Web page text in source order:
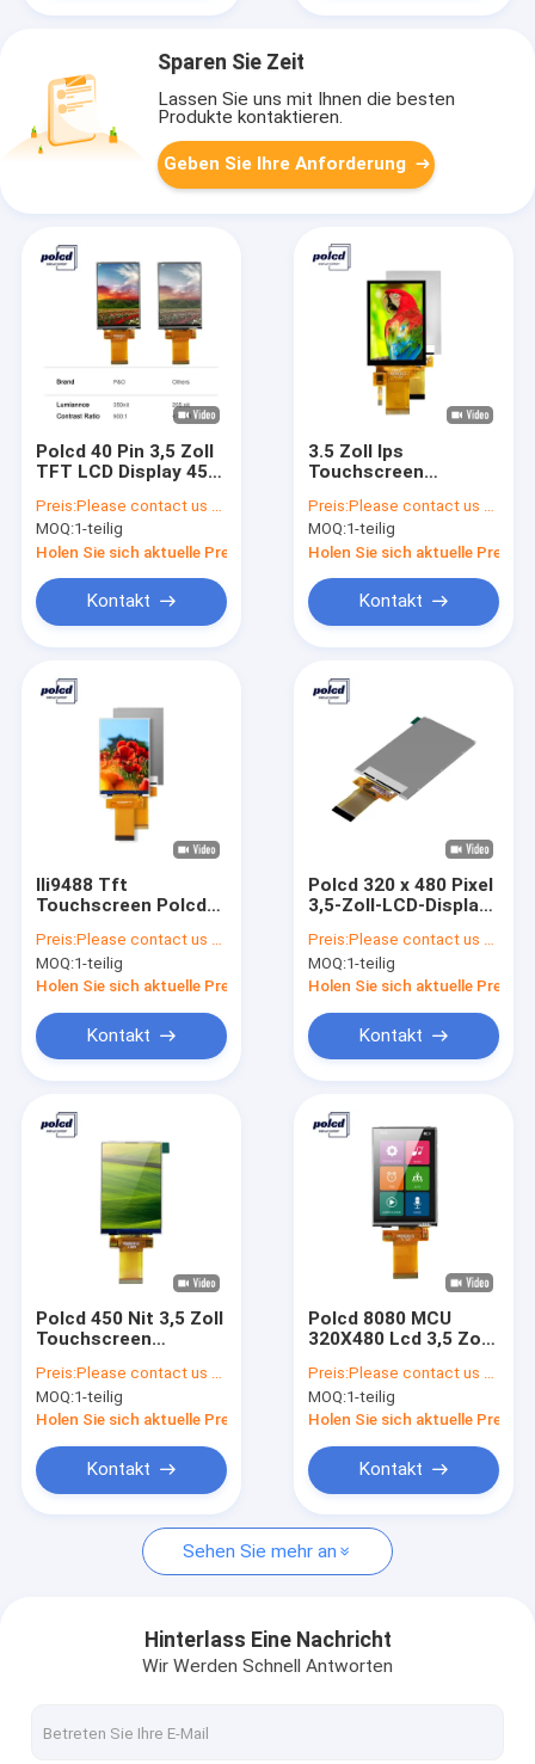
Produkte
VR Show
Über uns
Nachrichten
Fälle
TFT LCD-Anzeige
IPS TFT LCD-Anzeige
TFT-Touch Screen
Sparen Sie Zeit
Lassen Sie uns mit Ihnen die besten
Produkte kontaktieren.
Geben Sie Ihre Anforderung
Polcd 40 Pin 3,5 Zoll
TFT LCD Display 450
Preis:Please contact us for latest price
MOQ:1-teilig
Holen Sie sich aktuelle Preis
Kontakt
3.5 Zoll Ips
Touchscreen
Ili9488 Mcu Spi
Schnittstelle
Preis:Please contact us for latest price
MOQ:1-teilig
Holen Sie sich aktuelle Preis
Kontakt
Ili9488 Tft
Touchscreen Polcd
320x480 Ips
Blickwinkel Rgb
Schnittstelle
Preis:Please contact us for latest price
MOQ:1-teilig
Holen Sie sich aktuelle Preis
Kontakt
Polcd 320 x 480 Pixel
3,5-Zoll-LCD-Display
Display
Preis:Please contact us for latest price
MOQ:1-teilig
Holen Sie sich aktuelle Preis
Kontakt
Polcd 450 Nit 3,5 Zoll
Touchscreen
LCD Modul
Preis:Please contact us for latest price
MOQ:1-teilig
Holen Sie sich aktuelle Preis
Kontakt
Polcd 8080 MCU
320X480 Lcd 3,5 Zoll
Touchscreen 12
0'CLOCK
Preis:Please contact us for latest price
MOQ:1-teilig
Holen Sie sich aktuelle Preis
Kontakt
Sehen Sie mehr an
Hinterlass Eine Nachricht
Wir Werden Schnell Antworten